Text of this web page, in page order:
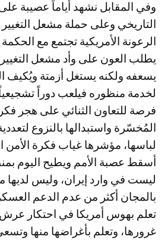
وفي المقابل نشهد أياماً عصيبة
التاريخي وعلى حملة مشعل التغيير
الرعونة الأمريكية تجتمع مع
يطلب العون على وأد مشعل التغيير
يسعفه ولكنه يستغل أزمتة ويُكيف
لخدمة منظوره فيلعب دوراً
فرصة للتعاون الثنائي على هجر
المُخسّرة واستبدالها بالنزوع
لباسها، مؤشرها غياب فكرة الأمن
أسقط عصبة الأمم ويطيح اليوم
ليست في وارد إيران، وليس لديها
بالمجان أكثر من عدم الدعم
تعلم بهوس أمريكا في احتكار
غرورها، وتعلم بأغراضها منها